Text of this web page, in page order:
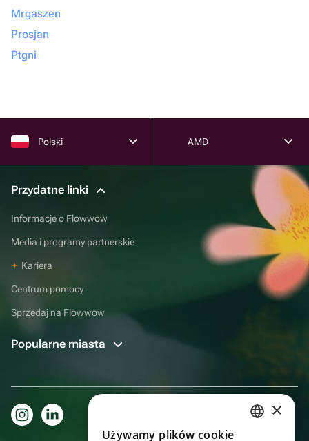
Mrgaszen
Prosjan
Ptgni
Polski AMD
Przydatne linki
Informacje o Flowwow
Media i programy partnerskie
Kariera
Centrum pomocy
Sprzedaj na Flowwow
Popularne miasta
×
Używamy plików cookie